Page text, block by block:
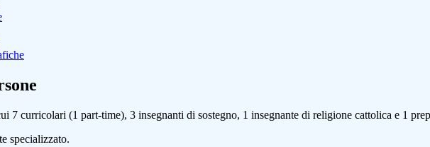
7 curricolari (1 part-time), 3 insegnanti di sostegno, 1 insegnante di religione cattolica e 1
specializzato.